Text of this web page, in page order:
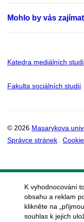
Mohlo by vás zajímat
Katedra mediálních
Fakulta sociálních studií
© 2026 Masarykova
Správce stránek
K vyhodnocování
obsahu a reklam
klikněte na
souhlas k jejich